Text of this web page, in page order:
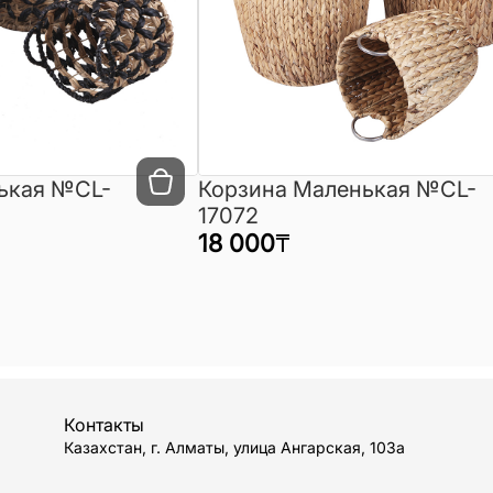
№CL-
Корзина Маленькая №CL-
17072
18 000₸
Контакты
Казахстан, г. Алматы, улица Ангарская, 103а